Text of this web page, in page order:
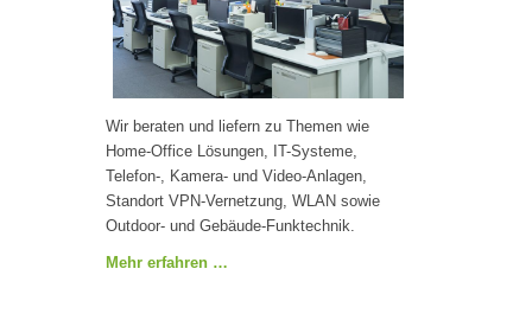
Wir beraten und liefern zu Themen wie
Home-Office Lösungen, IT-Systeme,
Telefon-, Kamera- und Video-Anlagen,
Standort VPN-Vernetzung, WLAN sowie
Outdoor- und Gebäude-Funktechnik.
Mehr erfahren …